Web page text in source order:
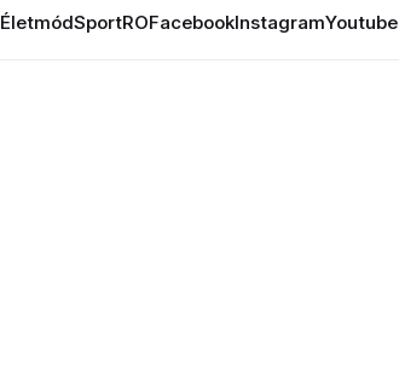
ÉletmódSportROFacebookInstagramYoutube